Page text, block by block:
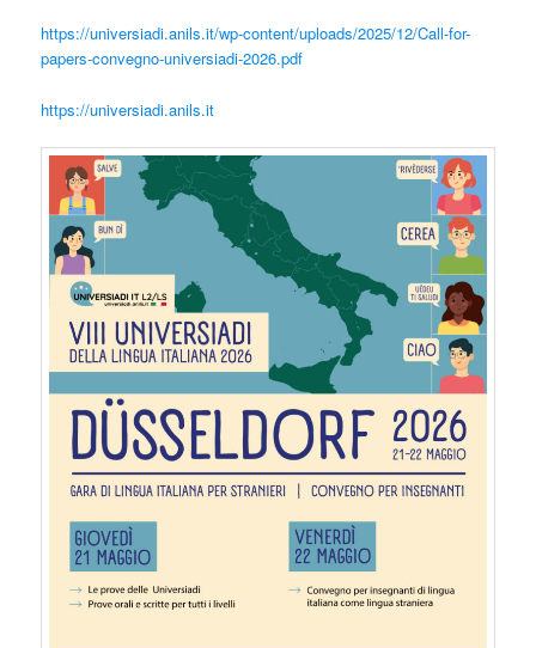
https://universiadi.anils.it/wp-content/uploads/2025/12/Call-for-
papers-convegno-universiadi-2026.pdf
https://universiadi.anils.it